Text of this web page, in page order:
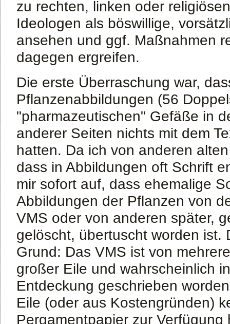
zu rechten, linken oder
Ideologen als böswillige,
ansehen und ggf. Maßnahmen
dagegen ergreifen.
Die erste Überraschung war,
Pflanzenabbildungen (56
"pharmazeutischen" Gefäße in
anderer Seiten nichts mit dem
hatten. Da ich von anderen
dass in Abbildungen oft Schrift
mir sofort auf, dass ehemalige
Abbildungen der Pflanzen von
VMS oder von anderen später,
gelöscht, übertuscht worden ist.
Grund: Das VMS ist von
großer Eile und wahrscheinlich
Entdeckung geschrieben
Eile (oder aus Kostengründen)
Pergamentpapier zur Verfügung